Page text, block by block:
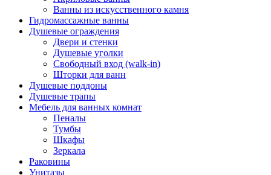
Ванны из искусственного камня
Гидромассажные ванны
Душевые ограждения
Двери и стенки
Душевые уголки
Свободный вход (walk-in)
Шторки для ванн
Душевые поддоны
Душевые трапы
Мебель для ванных комнат
Пеналы
Тумбы
Шкафы
Зеркала
Раковины
Унитазы